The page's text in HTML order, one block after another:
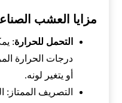
مزايا العشب
التحمل للحرارة:
درجات الحرارة
أو يتغير لونه.
التصريف